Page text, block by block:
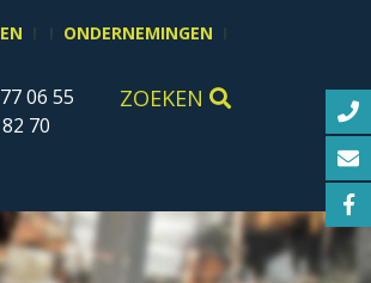
ONDERNEMINGEN
06 55
70
ZOEKEN